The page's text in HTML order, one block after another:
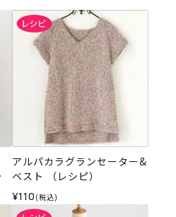
アルパカラグランセーター&
ベスト （レシピ）
¥110 (税込)